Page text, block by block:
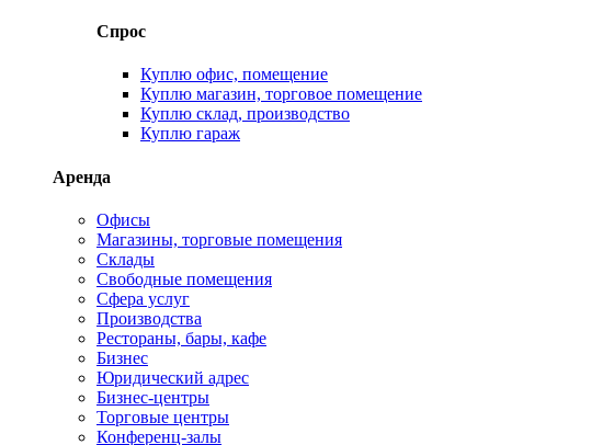
Спрос
Куплю офис, помещение
Куплю магазин, торговое помещение
Куплю склад, производство
Куплю гараж
Аренда
Офисы
Магазины, торговые помещения
Склады
Свободные помещения
Сфера услуг
Производства
Рестораны, бары, кафе
Бизнес
Юридический адрес
Бизнес-центры
Торговые центры
Конференц-залы